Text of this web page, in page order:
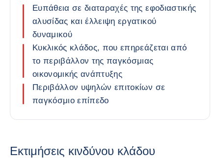
Ευπάθεια σε διαταραχές της εφοδιαστικής
αλυσίδας και έλλειψη εργατικού
δυναμικού
Κυκλικός κλάδος, που επηρεάζεται από
το περιβάλλον της παγκόσμιας
οικονομικής ανάπτυξης
Περιβάλλον υψηλών επιτοκίων σε
παγκόσμιο επίπεδο
Εκτιμήσεις κινδύνου κλάδου